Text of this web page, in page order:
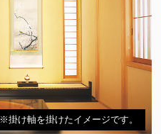
※掛け軸を掛けたイメージです。